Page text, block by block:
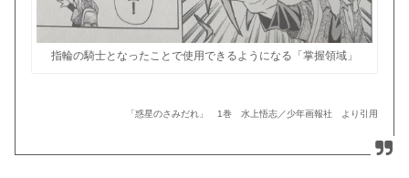
指輪の騎士となったことで使用できるようになる「掌握領域」
「惑星のさみだれ」 1巻 水上悟志／少年画報社 より引用